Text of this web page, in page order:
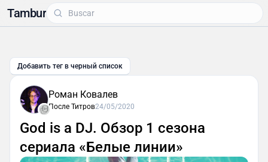
Tambur
Добавить тег в черный список
Роман Ковалев
После Титров24/05/2020
God is a DJ. Обзор 1 сезона
сериала «Белые линии»